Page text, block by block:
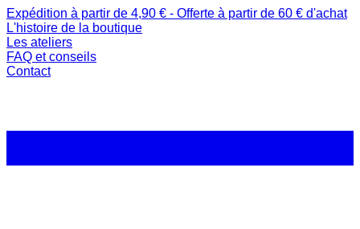
Expédition à partir de 4,90 € - Offerte à partir de 60 € d'achat
L'histoire de la boutique
Les ateliers
FAQ et conseils
Contact